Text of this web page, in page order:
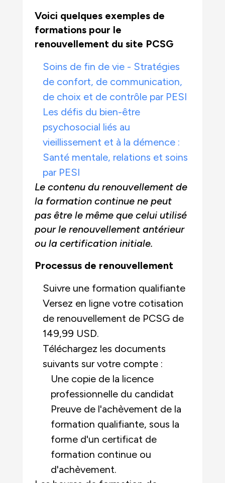
Voici quelques exemples de
formations pour le
renouvellement du site PCSG
Soins de fin de vie - Stratégies
de confort, de communication,
de choix et de contrôle par PESI
Les défis du bien-être
psychosocial liés au
vieillissement et à la démence :
Santé mentale, relations et soins
par PESI
Le contenu du renouvellement de
la formation continue ne peut
pas être le même que celui utilisé
pour le renouvellement antérieur
ou la certification initiale.
Processus de renouvellement
Suivre une formation qualifiante
Versez en ligne votre cotisation
de renouvellement de PCSG de
149,99 USD.
Téléchargez les documents
suivants sur votre compte :
Une copie de la licence
professionnelle du candidat
Preuve de l'achèvement de la
formation qualifiante, sous la
forme d'un certificat de
formation continue ou
d'achèvement.